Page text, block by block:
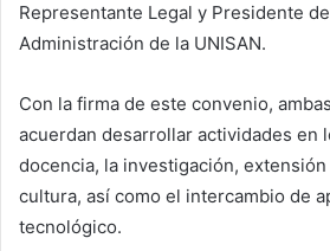
Representante Legal y Presidente
Administración de la UNISAN.
Con la firma de este convenio,
acuerdan desarrollar actividades en
docencia, la investigación,
cultura, así como el intercambio de
tecnológico.